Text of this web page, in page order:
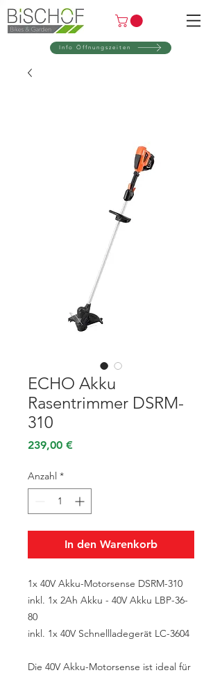
Info Öffnungszeiten
ECHO Akku
Rasentrimmer DSRM-
310
239,00 €Preis
Anzahl *
In den Warenkorb
1x 40V Akku-Motorsense DSRM-310
inkl. 1x 2Ah Akku - 40V Akku LBP-36-
80
inkl. 1x 40V Schnellladegerät LC-3604
Die 40V Akku-Motorsense ist ideal für